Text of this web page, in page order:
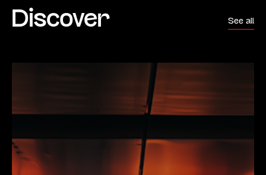
Discover See all